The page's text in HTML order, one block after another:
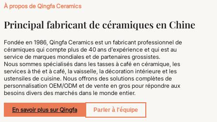
À propos de Qingfa Ceramics
Principal fabricant de céramiques en Chine
Fondée en 1986, Qingfa Ceramics est un fabricant professionnel de
céramiques qui compte plus de 40 ans d'expérience et qui est au
service de marques mondiales et de partenaires grossistes.
Nous sommes spécialisés dans les tasses à café en céramique, les
services à thé et à café, la vaisselle, la décoration intérieure et les
ustensiles de cuisine. Nous offrons des solutions complètes de
personnalisation OEM/ODM et de vente en gros pour répondre aux
besoins divers des marchés dans le monde entier.
En savoir plus sur Qingfa Parler à l'équipe